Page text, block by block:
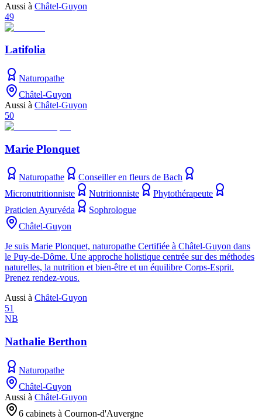
Aussi à Châtel-Guyon
49
Latifolia
Naturopathe
Châtel-Guyon
Aussi à Châtel-Guyon
50
Marie Plonquet
Naturopathe
Conseiller en fleurs de Bach
Micronutritionniste
Nutritionniste
Phytothérapeute
Praticien Ayurvéda
Sophrologue
Châtel-Guyon
Je suis Marie Plonquet, naturopathe Certifiée à Châtel-Guyon dans
le Puy-de-Dôme. Une approche holistique centrée sur des méthodes
naturelles, la nutrition et bien-être et un équilibre Corps-Esprit.
Prenez rendez-vous.
Aussi à Châtel-Guyon
51
NB
Nathalie Berthon
Naturopathe
Châtel-Guyon
Aussi à Châtel-Guyon
6 cabinets à Cournon-d'Auvergne